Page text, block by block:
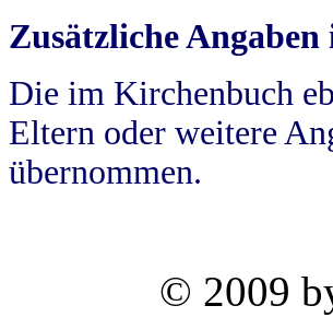
Zusätzliche
Die im Kirchenbuch
Eltern oder weitere
übernommen.
© 2009